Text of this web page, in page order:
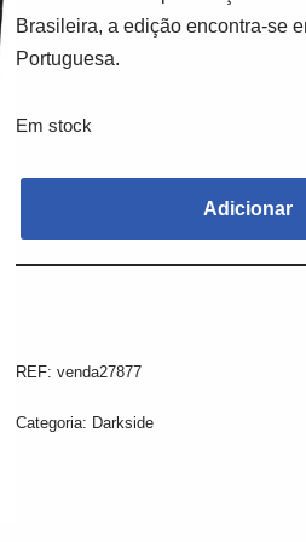
Brasileira, a edição encontra-se
Portuguesa.
Em stock
Adicionar
REF:venda27877
Categoria: Darkside